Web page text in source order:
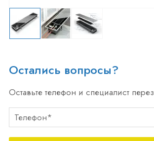
Остались вопросы?
Оставьте телефон и специалист